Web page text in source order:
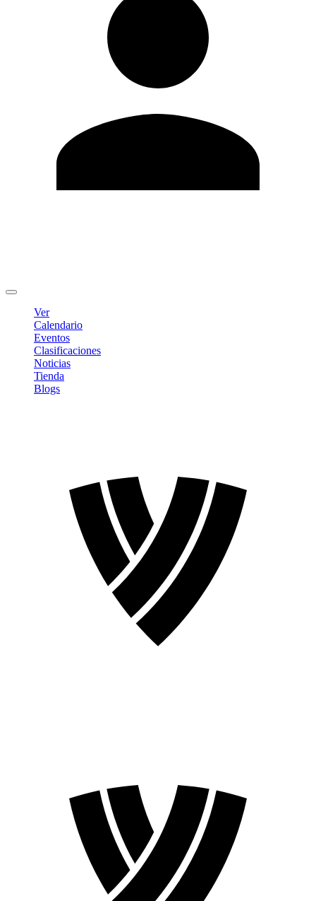
Ver
Calendario
Eventos
Clasificaciones
Noticias
Tienda
Blogs